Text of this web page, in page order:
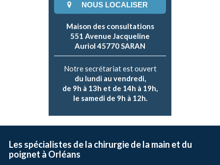
NOUS LOCALISER
Maison des consultations
551 Avenue Jacqueline
Auriol 45770 SARAN
Notre secrétariat est ouvert
du lundi au vendredi,
de 9h à 13h et de 14h à 19h,
le samedi de 9h à 12h.
Les spécialistes de la chirurgie de la main et du
poignet à Orléans